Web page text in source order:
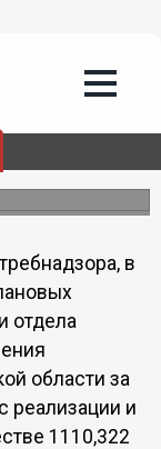
снято
в
в
отдела
области за
реализации и
1110,322